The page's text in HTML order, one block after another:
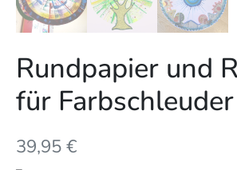
Rundpapier und
für Farbschleuder
39,95€